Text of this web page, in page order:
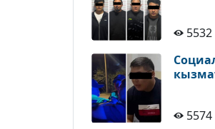
5532
5574